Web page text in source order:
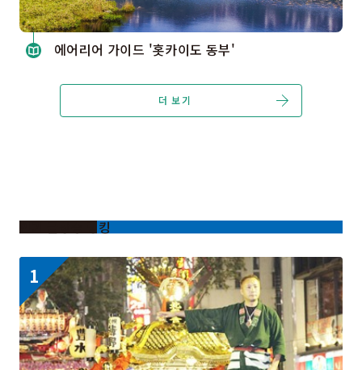
에어리어 가이드 '홋카이도 동부'
더 보기
인기 급상승 랭킹
https://www.visit-
hokkaido.jp/kr/event/detail_11008.html